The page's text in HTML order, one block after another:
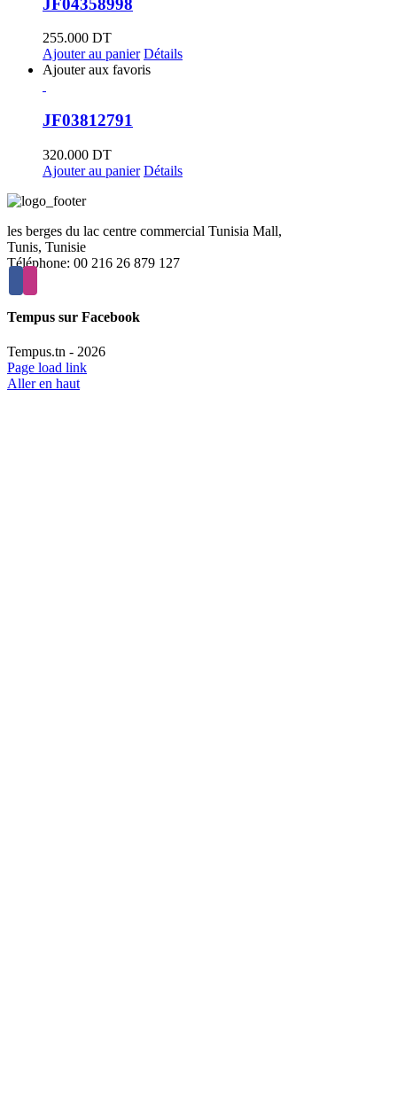
255.000 DT
Ajouter au panier Détails
Ajouter aux favoris
JF03812791
320.000 DT
Ajouter au panier Détails
les berges du lac centre commercial Tunisia Mall,
Tunis, Tunisie
Téléphone: 00 216 26 879 127
Tempus sur Facebook
Tempus.tn - 2026
Page load link
Aller en haut